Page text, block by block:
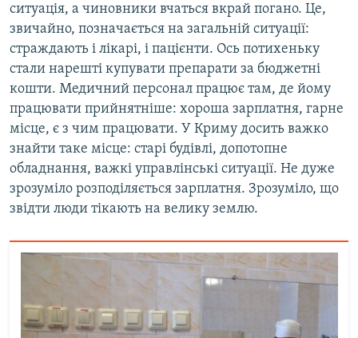
ситуація, а чиновники вчаться вкрай погано. Це,
звичайно, позначається на загальній ситуації:
страждають і лікарі, і пацієнти. Ось потихеньку
стали нарешті купувати препарати за бюджетні
кошти. Медичний персонал працює там, де йому
працювати прийнятніше: хороша зарплатня, гарне
місце, є з чим працювати. У Криму досить важко
знайти таке місце: старі будівлі, допотопне
обладнання, важкі управлінські ситуації. Не дуже
зрозуміло розподіляється зарплатня. Зрозуміло, що
звідти люди тікають на велику землю.